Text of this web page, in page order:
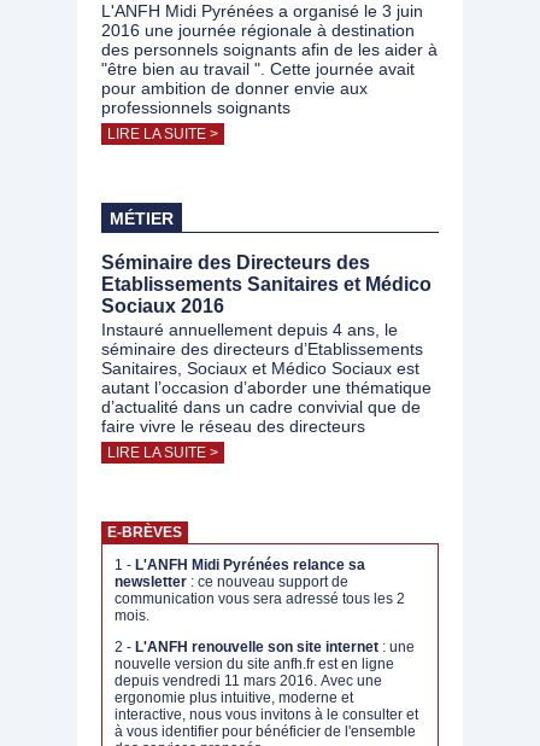
L'ANFH Midi Pyrénées a organisé le 3 juin
2016 une journée régionale à destination
des personnels soignants afin de les aider à
"être bien au travail ". Cette journée avait
pour ambition de donner envie aux
professionnels soignants
LIRE LA SUITE >
MÉTIER
Séminaire des Directeurs des
Etablissements Sanitaires et Médico
Sociaux 2016
Instauré annuellement depuis 4 ans, le
séminaire des directeurs d’Etablissements
Sanitaires, Sociaux et Médico Sociaux est
autant l’occasion d’aborder une thématique
d’actualité dans un cadre convivial que de
faire vivre le réseau des directeurs
LIRE LA SUITE >
E-BRÈVES
1 - L'ANFH Midi Pyrénées relance sa
newsletter : ce nouveau support de
communication vous sera adressé tous les 2
mois.
2 - L'ANFH renouvelle son site internet : une
nouvelle version du site anfh.fr est en ligne
depuis vendredi 11 mars 2016. Avec une
ergonomie plus intuitive, moderne et
interactive, nous vous invitons à le consulter et
à vous identifier pour bénéficier de l'ensemble